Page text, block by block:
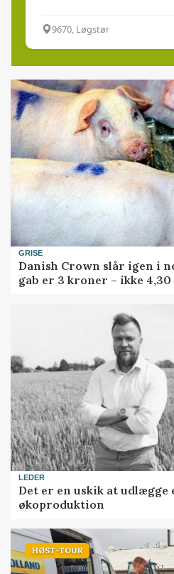
9670, Løgstør
GRISE
Danish Crown slår igen i
gab er 3 kroner – ikke 4,30
LEDER
Det er en uskik at
økoproduktion
HØST-TOUR